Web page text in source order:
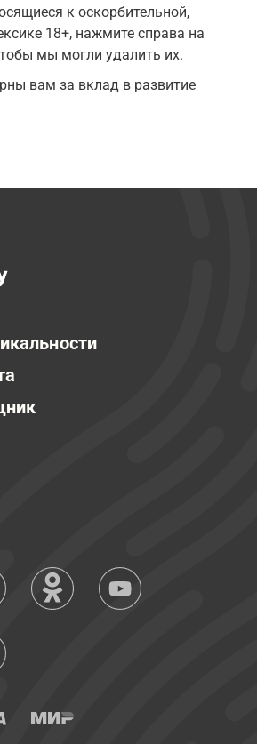
к оскорбительной,
18+, нажмите справа на
мы могли удалить их.
вам за вклад в развитие